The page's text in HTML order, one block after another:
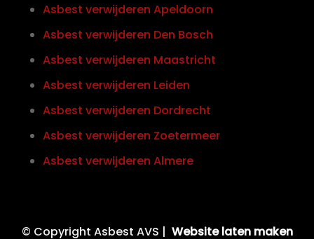
Asbest verwijderen Apeldoorn
Asbest verwijderen Den Bosch
Asbest verwijderen Maastricht
Asbest verwijderen Leiden
Asbest verwijderen Dordrecht
Asbest verwijderen Zoetermeer
Asbest verwijderen Almere
© Copyright Asbest AVS | Website laten maken